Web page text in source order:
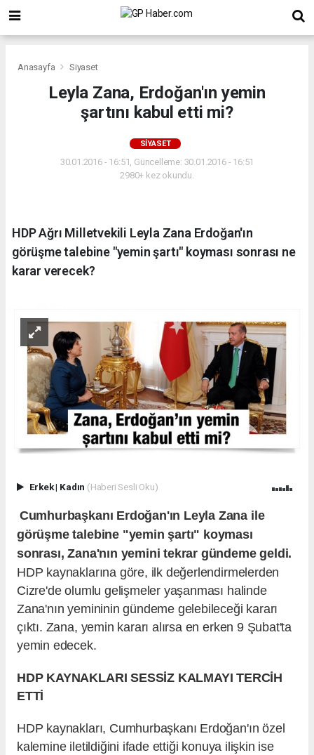
Anasayfa Siyaset
Leyla Zana, Erdoğan'ın yemin
şartını kabul etti mi?
SIYASET
30.01.2016 - 16:51, Güncelleme: 30.01.2016 - 16:51
2980+ kez okundu.
HDP Ağrı Milletvekili Leyla Zana Erdoğan'ın
görüşme talebine "yemin şartı" koyması sonrası ne
karar verecek?
Erkek| Kadın (Haberi Sesli Oku)
Cumhurbaşkanı Erdoğan'ın Leyla Zana ile
görüşme talebine "yemin şartı" koyması
sonrası, Zana'nın yemini tekrar gündeme geldi.
HDP kaynaklarına göre, ilk değerlendirmelerden
Cizre'de olumlu gelişmeler yaşanması halinde
Zana'nın yemininin gündeme gelebileceği kararı
çıktı. Zana, yemin kararı alırsa en erken 9 Şubat'ta
yemin edecek.
HDP KAYNAKLARI SESSİZ KALMAYI TERCİH
ETTİ
HDP kaynakları, Cumhurbaşkanı Erdoğan'ın özel
kalemine iletildiğini ifade ettiği konuya ilişkin ise